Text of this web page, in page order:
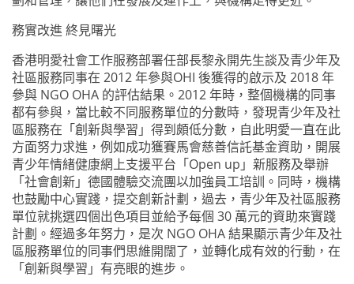
務實改進 終見曙光
香港明愛社會工作服務部署任部長黎永開先生談及青少年及
社區服務同事在 2012 年參與OHI 後獲得的啟示及 2018 年
參與 NGO OHA 的評估結果。2012 年時，整個機構的同事
都有參與，當比較不同服務單位的分數時，發現青少年及社
區服務在「創新與學習」得到頗低分數，自此明愛一直在此
方面努力求進，例如成功獲賽馬會慈善信託基金資助，開展
青少年情緒健康網上支援平台「Open up」新服務及舉辦
「社會創新」德國體驗交流團以加強員工培訓。同時，機構
也鼓勵中心實踐，提交創新計劃，過去，青少年及社區服務
單位就挑選四個出色項目並給予每個 30 萬元的資助來實踐
計劃。經過多年努力，是次 NGO OHA 結果顯示青少年及社
區服務單位的同事們思維開闊了，並轉化成有效的行動，在
「創新與學習」有亮眼的進步。